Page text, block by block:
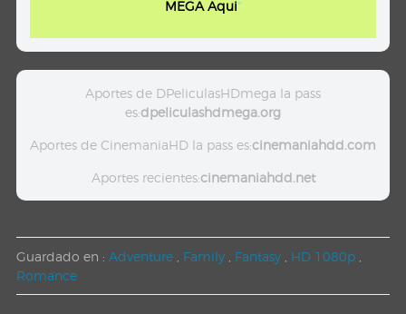
MEGA Aqui"
Aportes de DPeliculasHDmega la pass
es:dpeliculashdmega.org
Aportes de CinemaniaHD la pass es:cinemaniahdd.com
Aportes recientes:cinemaniahdd.net
Guardado en : Adventure Family Fantasy HD 1080p
Romance